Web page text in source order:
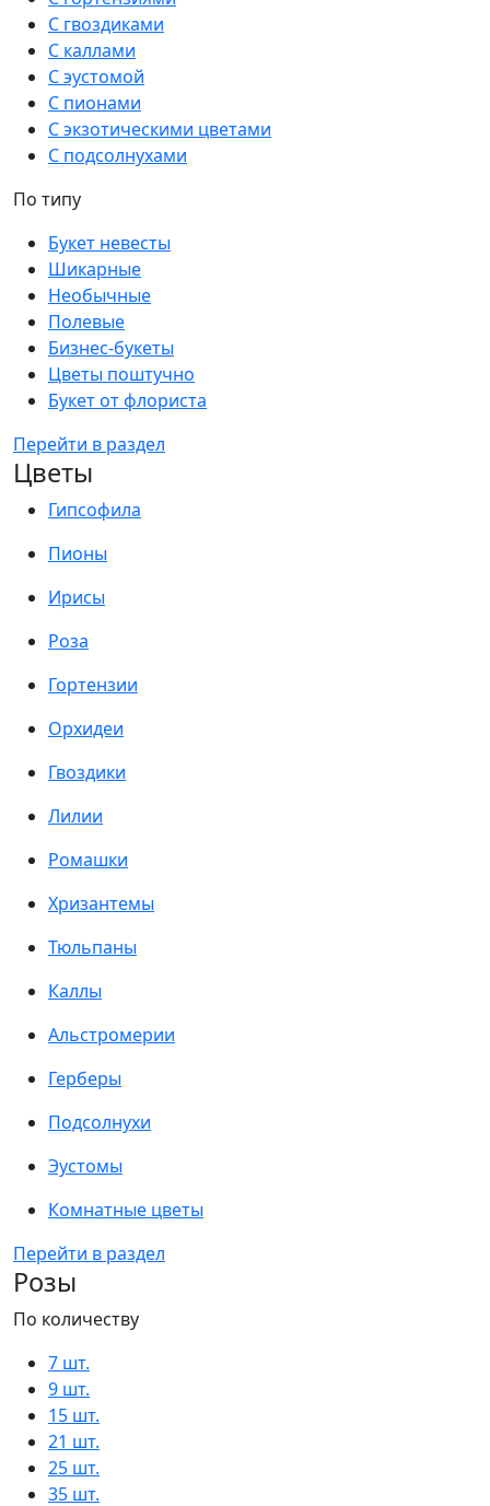
С гвоздиками
С каллами
С эустомой
С пионами
С экзотическими цветами
С подсолнухами
По типу
Букет невесты
Шикарные
Необычные
Полевые
Бизнес-букеты
Цветы поштучно
Букет от флориста
Перейти в раздел
Цветы
Гипсофила
Пионы
Ирисы
Роза
Гортензии
Орхидеи
Гвоздики
Лилии
Ромашки
Хризантемы
Тюльпаны
Каллы
Альстромерии
Герберы
Подсолнухи
Эустомы
Комнатные цветы
Перейти в раздел
Розы
По количеству
7 шт.
9 шт.
15 шт.
21 шт.
25 шт.
35 шт.